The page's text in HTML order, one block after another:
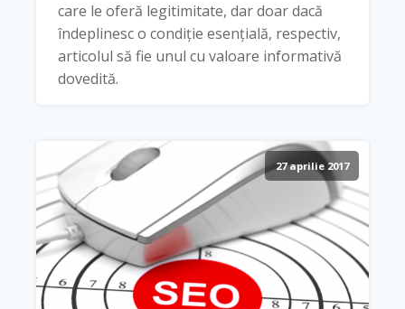
care le oferă legitimitate, dar doar dacă
îndeplinesc o condiție esențială, respectiv,
articolul să fie unul cu valoare informativă
dovedită.
27 aprilie 2017